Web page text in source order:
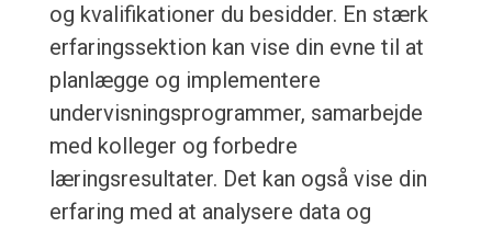
og kvalifikationer du besidder. En stærk
erfaringssektion kan vise din evne til at
planlægge og implementere
undervisningsprogrammer, samarbejde
med kolleger og forbedre
læringsresultater. Det kan også vise din
erfaring med at analysere data og